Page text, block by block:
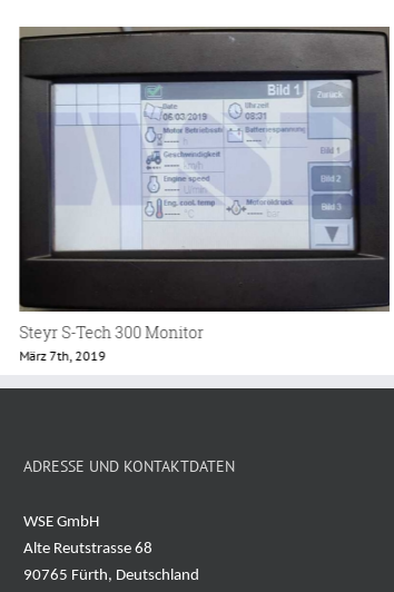
Steyr S-Tech 300 Monitor
März 7th, 2019
ADRESSE UND KONTAKTDATEN
WSE GmbH
Alte Reutstrasse 68
90765 Fürth, Deutschland